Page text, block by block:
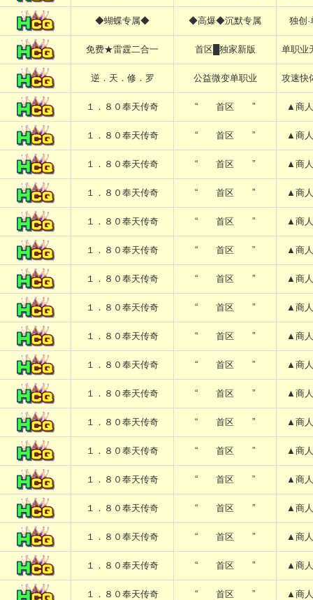
◆蝴蝶专属◆ ◆高爆◆沉默专属 独创
免费★雷霆二合一 首区█独家新版 单职业
逆．天．修．罗 公益微变单职业 攻速快
１．８０奉天传奇 “ 首区 ” ▲商
１．８０奉天传奇 “ 首区 ” ▲商
１．８０奉天传奇 “ 首区 ” ▲商
１．８０奉天传奇 “ 首区 ” ▲商
１．８０奉天传奇 “ 首区 ” ▲商
１．８０奉天传奇 “ 首区 ” ▲商
１．８０奉天传奇 “ 首区 ” ▲商
１．８０奉天传奇 “ 首区 ” ▲商
１．８０奉天传奇 “ 首区 ” ▲商
１．８０奉天传奇 “ 首区 ” ▲商
１．８０奉天传奇 “ 首区 ” ▲商
１．８０奉天传奇 “ 首区 ” ▲商
１．８０奉天传奇 “ 首区 ” ▲商
１．８０奉天传奇 “ 首区 ” ▲商
１．８０奉天传奇 “ 首区 ” ▲商
１．８０奉天传奇 “ 首区 ” ▲商
１．８０奉天传奇 “ 首区 ” ▲商
１．８０奉天传奇 “ 首区 ” ▲商